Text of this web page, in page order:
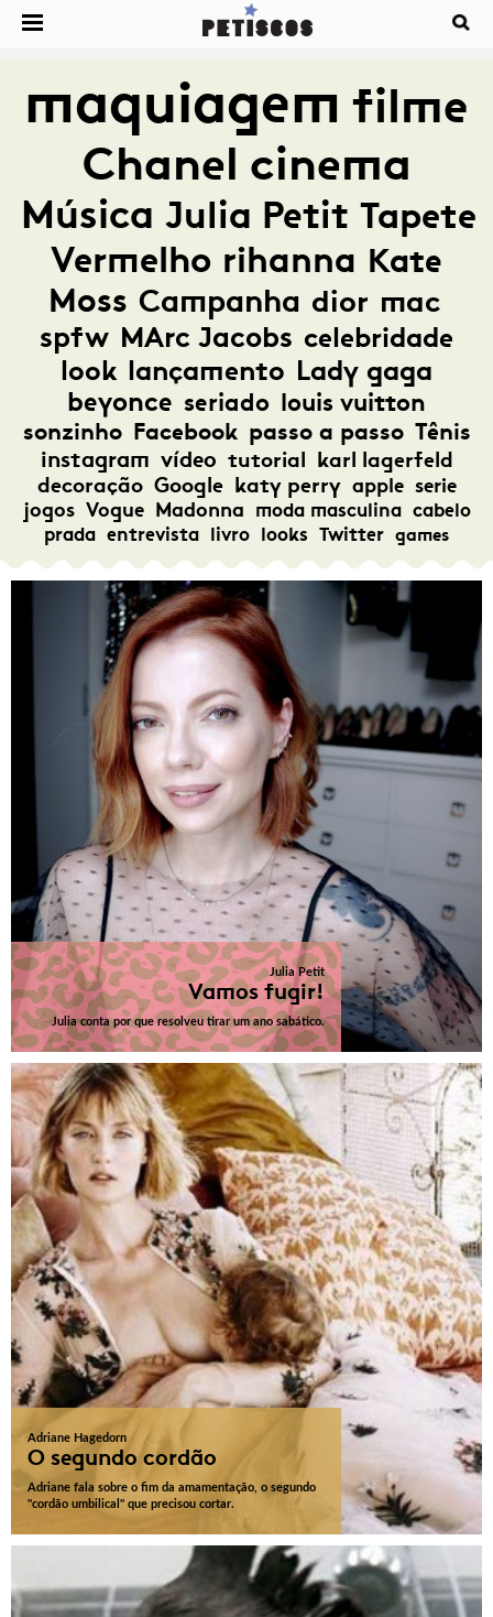
maquiagem filme
Chanel cinema
Música Julia Petit Tapete
Vermelho rihanna Kate
Moss Campanha dior mac
spfw MArc Jacobs celebridade
look lançamento Lady gaga
beyonce seriado louis vuitton
sonzinho Facebook passo a passo Tênis
instagram vídeo tutorial karl lagerfeld
decoração Google katy perry apple serie
jogos Vogue Madonna moda masculina cabelo
prada entrevista livro looks Twitter games
Julia Petit
Vamos fugir!
Julia conta por que resolveu tirar um ano sabático.
Adriane Hagedorn
O segundo cordão
Adriane fala sobre o fim da amamentação, o segundo
"cordão umbilical" que precisou cortar.